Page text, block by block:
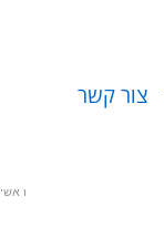
צור קשר
ראשי